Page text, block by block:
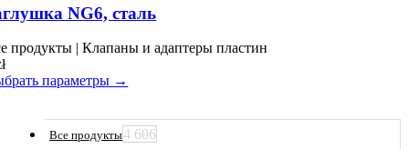
имеет
несколько
вариаций.
Опции
выбрать
странице
товара.
NG6, сталь
продукты | Клапаны и адаптеры пластин
параметры →
Все продукты4 606